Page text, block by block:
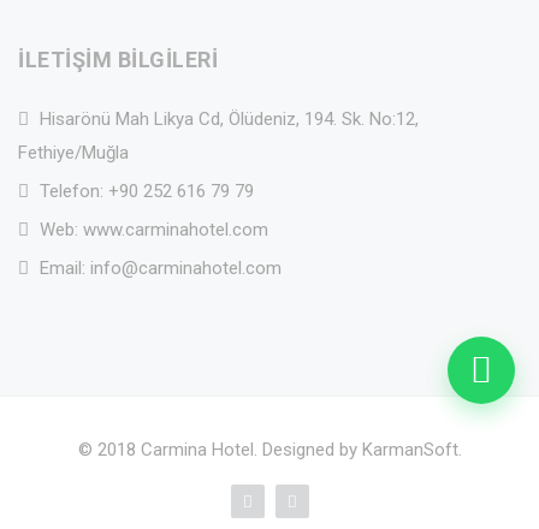
İLETIŞIM BILGILERI
Hisarönü Mah Likya Cd, Ölüdeniz, 194. Sk. No:12,
Fethiye/Muğla
Telefon: +90 252 616 79 79
Web: www.carminahotel.com
Email: info@carminahotel.com
© 2018 Carmina Hotel. Designed by KarmanSoft.